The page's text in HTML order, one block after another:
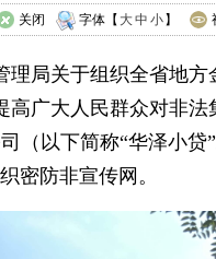
关闭 字体【 大中 小 】
局关于组织全省地
广大人民群众对非
（以下简称“华泽小
密防非宣传网。